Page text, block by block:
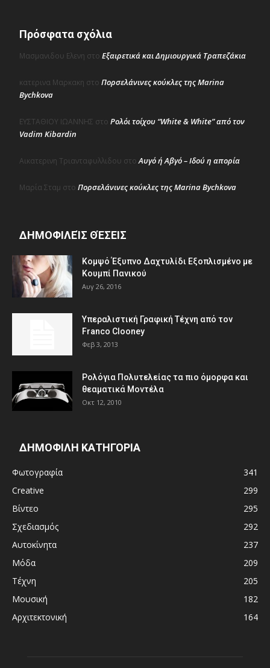
Πρόσφατα σχόλια
Μασμανιδου Ελενη στο Εξαιρετικά και Δημιουργικά Τραπεζάκια
κατερινα Μαρκακη στο Πορσελάνινες κούκλες της Marina
Bychkova
ΕΥΣΤΑΘΙΟΥ ΙΩΑΝΝΗΣ στο Ρολόι τοίχου “White & White” από τον
Vadim Kibardin
Αικατερινη Τριανταφυλλιδου στοΑυγό ή Αβγό – Ιδού η απορία
Μαρία Σταμ στο Πορσελάνινες κούκλες της Marina Bychkova
ΔΗΜΟΦΙΛΕΊΣ ΘΈΣΕΙΣ
Κομψό Έξυπνο Δαχτυλίδι Εξοπλισμένο με
Κουμπί Πανικού
Αυγ 26, 2016
Υπεραλιστική Γραφική Τέχνη από τον
Franco Clooney
Φεβ 3, 2013
Ρολόγια Πολυτελείας τα πιο όμορφα και
θεαματικά Μοντέλα
Οκτ 12, 2010
ΔΗΜΟΦΙΛΗ ΚΑΤΗΓΟΡΙΑ
Φωτογραφία
341
Creative
299
Βίντεο
295
Σχεδιασμός
292
Αυτοκίνητα
237
Μόδα
209
Τέχνη
205
Μουσική
182
Αρχιτεκτονική
164